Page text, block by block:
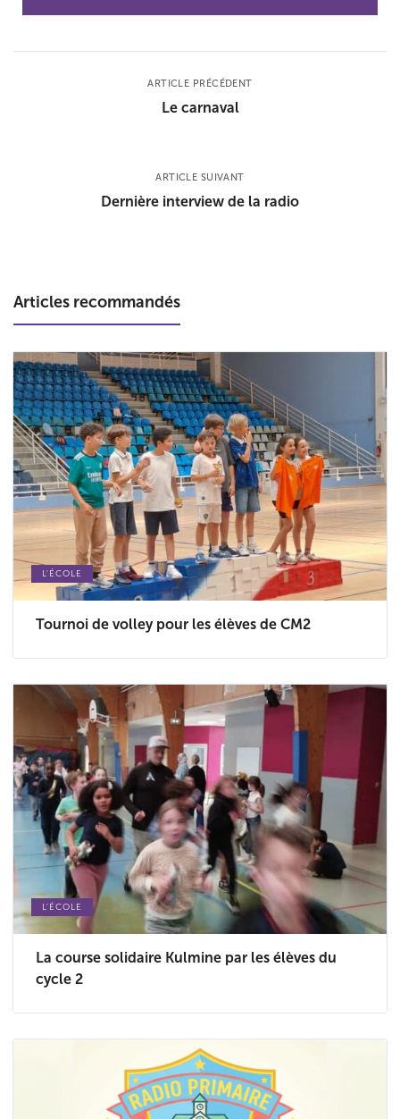
ARTICLE PRÉCÉDENT
Le carnaval
ARTICLE SUIVANT
Dernière interview de la radio
Articles recommandés
L'ÉCOLE
Tournoi de volley pour les élèves de CM2
L'ÉCOLE
La course solidaire Kulmine par les élèves du
cycle 2